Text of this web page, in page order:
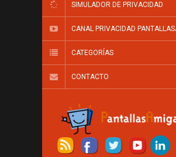
SIMULADOR DE PRIVACIDAD
CANAL PRIVACIDAD
CATEGORÍAS
CONTACTO